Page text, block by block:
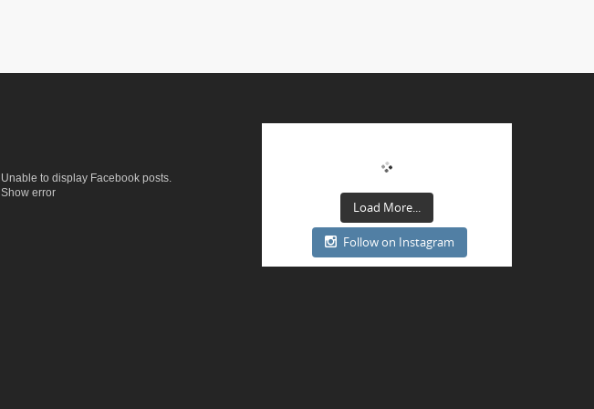
Unable to display Facebook posts.
Show error
Load More...
Follow on Instagram